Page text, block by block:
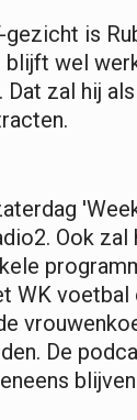
is
blijft wel
Dat zal hij
Ook
WK voetbal
De